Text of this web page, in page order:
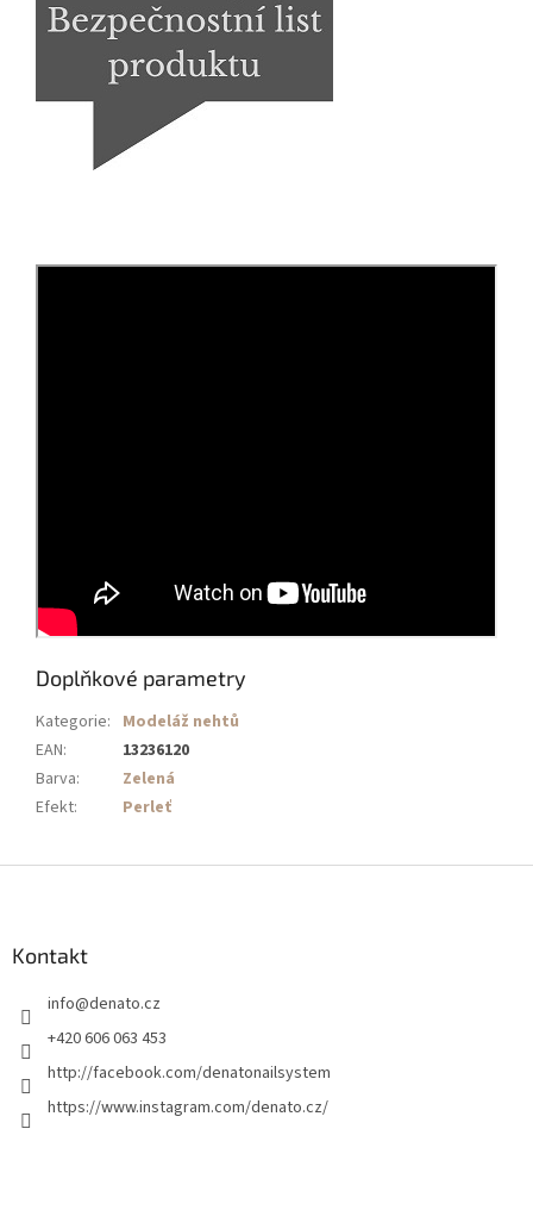
Doplňkové parametry
Kategorie: Modeláž nehtů
EAN:
13236120
Barva:
Zelená
Efekt: Perleť
Kontakt
info@denato.cz
+420 606 063 453
http://facebook.com/denatonailsystem
https://www.instagram.com/denato.cz/